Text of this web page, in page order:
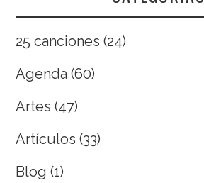
25 canciones (24)
Agenda (60)
Artes (47)
Artículos (33)
Blog (1)